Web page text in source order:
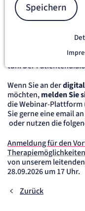
Unsere ärztliche
unserem Klinikfoyer
Wer den Vortrag
tun. Der
Wenn Sie an der
möchten,melden Sie
die Webinar-Plattform
Sie gerne eine email an
oder nutzen die
Anmeldung für den
von unserem
28.09.2026 um 17 Uhr.
Zurück
Speichern
NOTWENDIGE COOKIES
Notwendige
grundlegende
die
erforderlich.
etracker
Name:
et_oi_v2
Anbieter:
etracker GmbH
Opt-In Cookie speichert die
Kunden das Tracking Opt-In